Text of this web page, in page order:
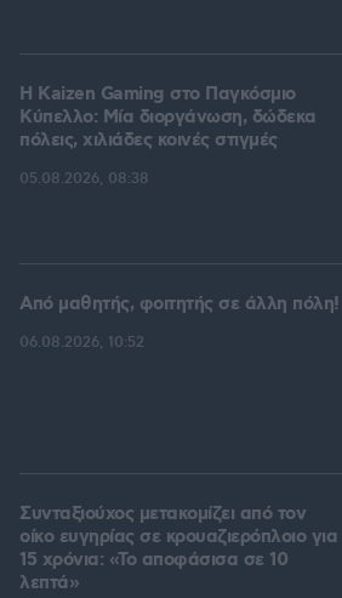
H Kaizen Gaming στο Παγκόσμιο
Kύπελλο: Μία διοργάνωση, δώδεκα
πόλεις, χιλιάδες κοινές στιγμές
05.08.2026, 08:38
Από μαθητής, φοιτητής σε άλλη πόλη!
06.08.2026, 10:52
Συνταξιούχος μετακομίζει από τον
οίκο ευγηρίας σε κρουαζιερόπλοιο για
15 χρόνια: «Το αποφάσισα σε 10
λεπτά»